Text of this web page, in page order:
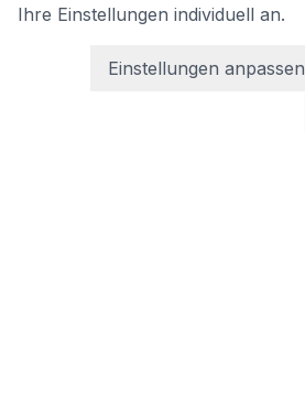
Ihre Einstellungen individuell an.
Einstellungen anpassen